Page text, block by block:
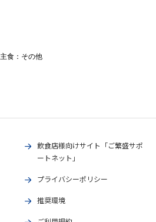
主食：その他
飲食店様向けサイト「ご繁盛サポ
ートネット」
プライバシーポリシー
推奨環境